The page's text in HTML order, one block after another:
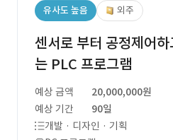
유사도 높음 외주
센서로 부터 공정제어
는 PLC 프로그램
예상 금액
20,000,000원
예상 기간
90일
개발 · 디자인 · 기획